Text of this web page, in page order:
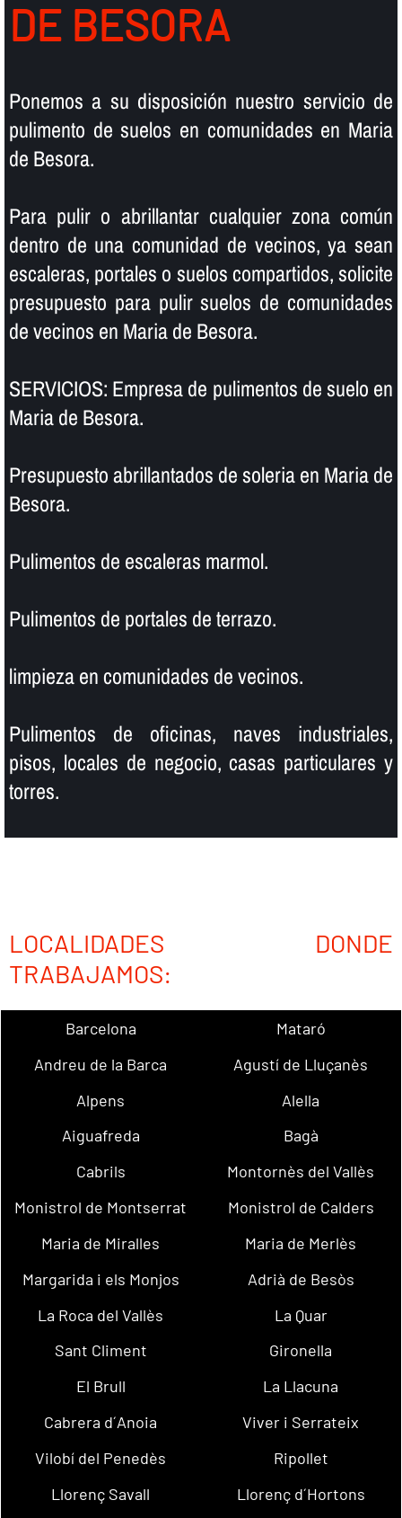
DE BESORA
Ponemos a su disposición nuestro servicio de
pulimento de suelos en comunidades en Maria
de Besora.
Para pulir o abrillantar cualquier zona común
dentro de una comunidad de vecinos, ya sean
escaleras, portales o suelos compartidos, solicite
presupuesto para pulir suelos de comunidades
de vecinos en Maria de Besora.
SERVICIOS: Empresa de pulimentos de suelo en
Maria de Besora.
Presupuesto abrillantados de soleria en Maria de
Besora.
Pulimentos de escaleras marmol.
Pulimentos de portales de terrazo.
limpieza en comunidades de vecinos.
Pulimentos de oficinas, naves industriales,
pisos, locales de negocio, casas particulares y
torres.
LOCALIDADES DONDE
TRABAJAMOS:
Barcelona
Mataró
Andreu de la Barca
Agustí de Lluçanès
Alpens
Alella
Aiguafreda
Bagà
Cabrils
Montornès del Vallès
Monistrol de Montserrat
Monistrol de Calders
Maria de Miralles
Maria de Merlès
Margarida i els Monjos
Adrià de Besòs
La Roca del Vallès
La Quar
Sant Climent
Gironella
El Brull
La Llacuna
Cabrera d´Anoia
Viver i Serrateix
Vilobí del Penedès
Ripollet
Llorenç Savall
Llorenç d´Hortons